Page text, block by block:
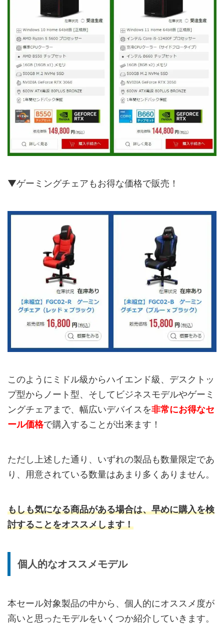
▼ゲーミングチェアもお得な価格で販売！
このようにミドル級からハイエンド級、デスクトッ
プ型からノート型、そしてビジネスモデルやゲーミ
ングチェアまで、幅広いデバイスを非常にお得なセ
ール価格で購入することが出来ます！
ただし上述した通り、いずれの製品も数量限定であ
り、用意されている数量はあまり多くありません。
もしも気になる商品がある場合は、早めに購入を検
討することをオススメします！
個人的なオススメモデル
本セール対象製品の中から、個人的にオススメ度が
高いと思ったモデルをいくつか紹介していきます。